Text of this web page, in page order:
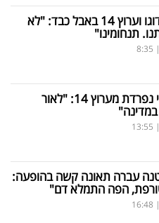
יעקב ברדוגו וערוץ 14 באבל כבד: "לא
תנחומינו"
|
8:35
מגי טביבי נפרדת מערוץ 14: "לאור
|
13:55
עברה תאונה קשה בהופעה:
הפה התמלא דם"
|
16:48